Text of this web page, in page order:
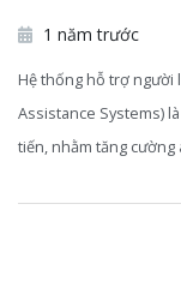
1 năm trước
Hệ thống hỗ trợ người
Assistance Systems)
tiến, nhằm tăng cường